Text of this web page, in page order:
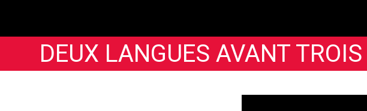
DEUX LANGUES AVANT